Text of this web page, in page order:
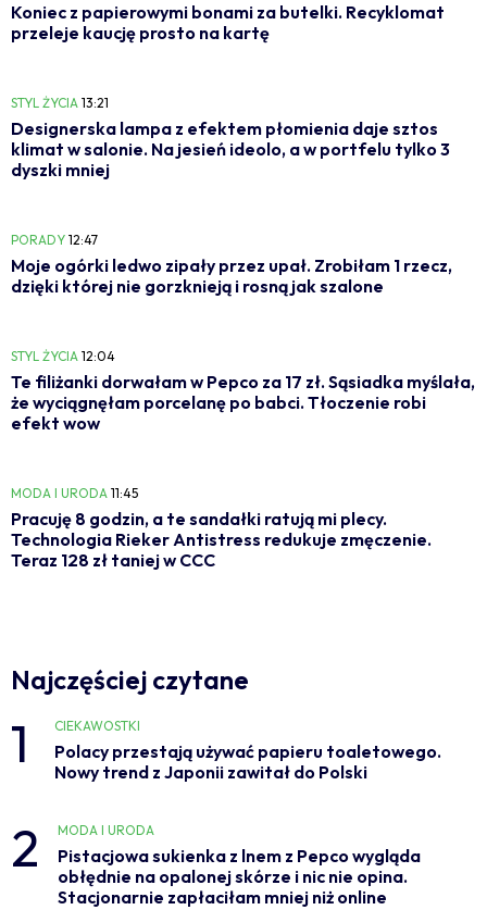
Koniec z papierowymi bonami za butelki. Recyklomat
przeleje kaucję prosto na kartę
STYL ŻYCIA 13:21
Designerska lampa z efektem płomienia daje sztos
klimat w salonie. Na jesień ideolo, a w portfelu tylko 3
dyszki mniej
PORADY 12:47
Moje ogórki ledwo zipały przez upał. Zrobiłam 1 rzecz,
dzięki której nie gorzknieją i rosną jak szalone
STYL ŻYCIA 12:04
Te filiżanki dorwałam w Pepco za 17 zł. Sąsiadka myślała,
że wyciągnęłam porcelanę po babci. Tłoczenie robi
efekt wow
MODA I URODA 11:45
Pracuję 8 godzin, a te sandałki ratują mi plecy.
Technologia Rieker Antistress redukuje zmęczenie.
Teraz 128 zł taniej w CCC
Najczęściej czytane
1 CIEKAWOSTKI
Polacy przestają używać papieru toaletowego.
Nowy trend z Japonii zawitał do Polski
2 MODA I URODA
Pistacjowa sukienka z lnem z Pepco wygląda
obłędnie na opalonej skórze i nic nie opina.
Stacjonarnie zapłaciłam mniej niż online